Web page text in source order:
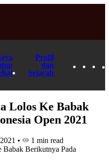
Profil
dan
Sejarah
Lolos Ke Babak
Open 2021
• 1 min read